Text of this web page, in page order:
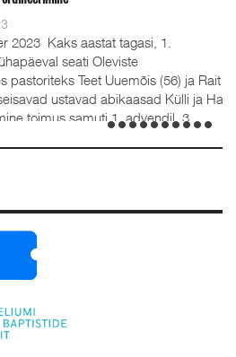
aastat tagasi, 1.
seati Oleviste
Teet Uuemõis (56) ja Rait Tõnnori
ustavad abikaasad Külli ja Hanna-
samuti 1. advendil, 3.